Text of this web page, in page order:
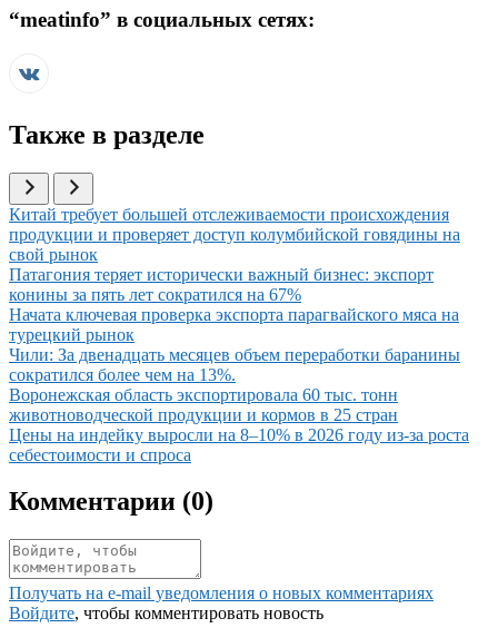
“meatinfo” в социальных сетях:
Также в разделе
Иллюстрация новости
Китай требует большей отслеживаемости происхождения
продукции и проверяет доступ колумбийской говядины на
свой рынок
Иллюстрация новости
Патагония теряет исторически важный бизнес: экспорт
конины за пять лет сократился на 67%
Иллюстрация новости
Начата ключевая проверка экспорта парагвайского мяса на
турецкий рынок
Иллюстрация новости
Чили: За двенадцать месяцев объем переработки баранины
сократился более чем на 13%.
Иллюстрация новости
Воронежская область экспортировала 60 тыс. тонн
животноводческой продукции и кормов в 25 стран
Иллюстрация новости
Цены на индейку выросли на 8–10% в 2026 году из-за роста
себестоимости и спроса
Комментарии (0)
Получать на e‑mail уведомления о новых комментариях
Войдите, чтобы комментировать новость